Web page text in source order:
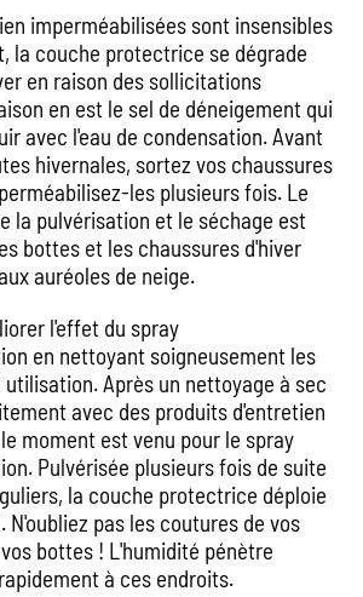
imperméabilisées sont insensibles
la couche protectrice se dégrade
en raison des sollicitations
en est le sel de déneigement qui
avec l'eau de condensation. Avant
hivernales, sortez vos chaussures
les plusieurs fois. Le
la pulvérisation et le séchage est
bottes et les chaussures d'hiver
auréoles de neige.
l'effet du spray
en nettoyant soigneusement les
Après un nettoyage à sec
avec des produits d'entretien
moment est venu pour le spray
Pulvérisée plusieurs fois de suite
la couche protectrice déploie
pas les coutures de vos
bottes ! L'humidité pénètre
à ces endroits.